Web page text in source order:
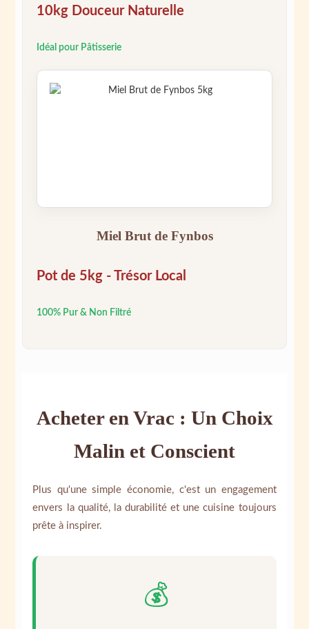
10kg Douceur Naturelle
Idéal pour Pâtisserie
Miel Brut de Fynbos
Pot de 5kg - Trésor Local
100% Pur & Non Filtré
Acheter en Vrac : Un Choix
Malin et Conscient
Plus qu'une simple économie, c'est un engagement
envers la qualité, la durabilité et une cuisine toujours
prête à inspirer.
💰